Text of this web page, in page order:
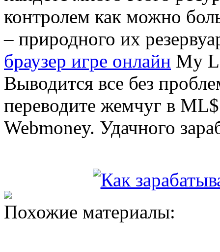
контролем как можно
– природного их
браузер игре онлайн My
Выводится все без
переводите жемчуг в
Webmoney. Удачного
Похожие материалы: